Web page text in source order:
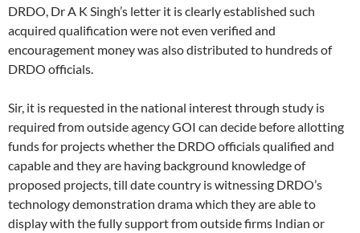
DRDO, Dr A K Singh’s letter it is clearly established such
acquired qualification were not even verified and
encouragement money was also distributed to hundreds of
DRDO officials.
Sir, it is requested in the national interest through study is
required from outside agency GOI can decide before allotting
funds for projects whether the DRDO officials qualified and
capable and they are having background knowledge of
proposed projects, till date country is witnessing DRDO’s
technology demonstration drama which they are able to
display with the fully support from outside firms Indian or